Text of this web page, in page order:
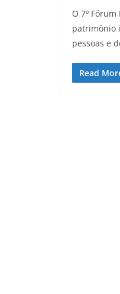
O 7º
patrimônio
pessoas e
Read